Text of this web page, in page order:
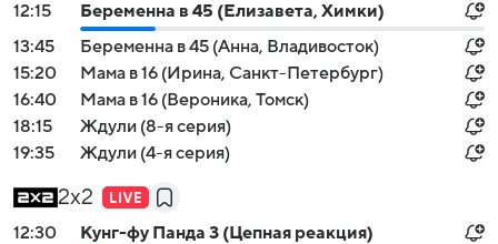
12:15
Беременна в 45 (Елизавета, Химки)
13:45
Беременна в 45 (Анна, Владивосток)
15:20
Мама в 16 (Ирина, Санкт-Петербург)
16:40
Мама в 16 (Вероника, Томск)
18:15
Ждули (8-я серия)
19:35
Ждули (4-я серия)
2x2
12:30
Кунг-фу Панда 3 (Цепная реакция)